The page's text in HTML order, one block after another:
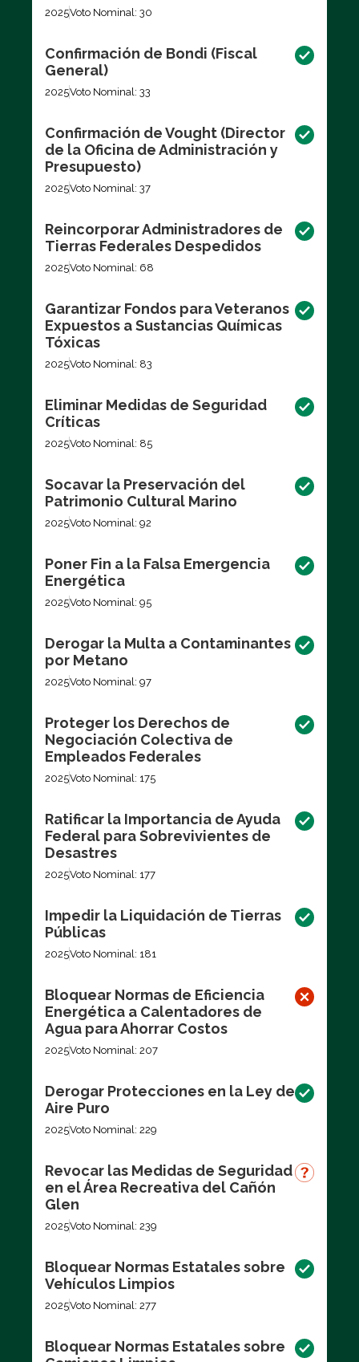
2025Voto Nominal: 30
Confirmación de Bondi (Fiscal
General)
2025Voto Nominal: 33
Confirmación de Vought (Director
de la Oficina de Administración y
Presupuesto)
2025Voto Nominal: 37
Reincorporar Administradores de
Tierras Federales Despedidos
2025Voto Nominal: 68
Garantizar Fondos para Veteranos
Expuestos a Sustancias Químicas
Tóxicas
2025Voto Nominal: 83
Eliminar Medidas de Seguridad
Críticas
2025Voto Nominal: 85
Socavar la Preservación del
Patrimonio Cultural Marino
2025Voto Nominal: 92
Poner Fin a la Falsa Emergencia
Energética
2025Voto Nominal: 95
Derogar la Multa a Contaminantes
por Metano
2025Voto Nominal: 97
Proteger los Derechos de
Negociación Colectiva de
Empleados Federales
2025Voto Nominal: 175
Ratificar la Importancia de Ayuda
Federal para Sobrevivientes de
Desastres
2025Voto Nominal: 177
Impedir la Liquidación de Tierras
Públicas
2025Voto Nominal: 181
Bloquear Normas de Eficiencia
Energética a Calentadores de
Agua para Ahorrar Costos
2025Voto Nominal: 207
Derogar Protecciones en la Ley de
Aire Puro
2025Voto Nominal: 229
Revocar las Medidas de Seguridad
en el Área Recreativa del Cañón
Glen
2025Voto Nominal: 239
Bloquear Normas Estatales sobre
Vehículos Limpios
2025Voto Nominal: 277
Bloquear Normas Estatales sobre